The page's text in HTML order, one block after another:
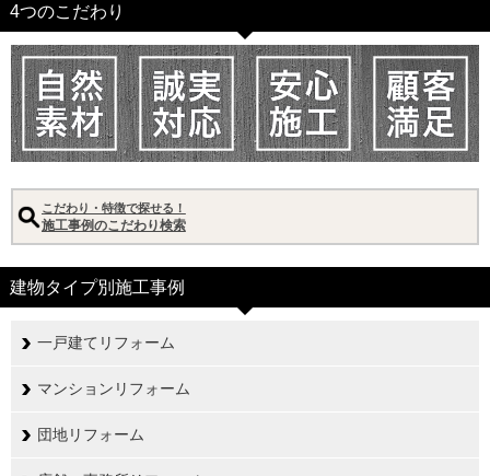
4つのこだわり
こだわり・特徴で探せる！
施工事例のこだわり検索
建物タイプ別施工事例
一戸建てリフォーム
マンションリフォーム
団地リフォーム